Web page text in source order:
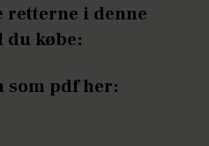
retterne i denne
du købe:
som pdf her: